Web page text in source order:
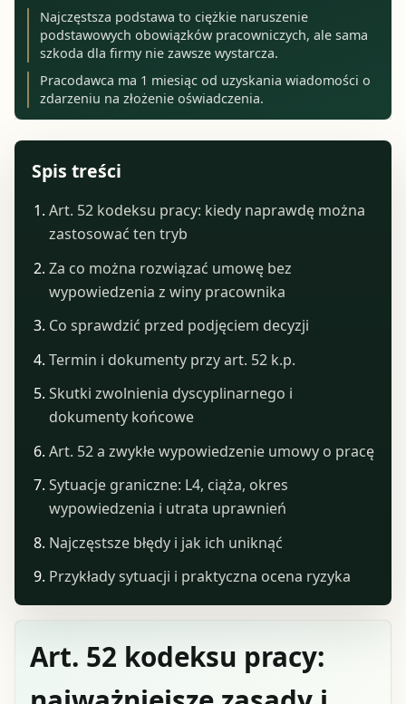
Najczęstsza podstawa to ciężkie naruszenie
podstawowych obowiązków pracowniczych, ale sama
szkoda dla firmy nie zawsze wystarcza.
Pracodawca ma 1 miesiąc od uzyskania wiadomości o
zdarzeniu na złożenie oświadczenia.
Art. 52 kodeksu pracy:
Spis treści
Art. 52 kodeksu pracy: kiedy naprawdę można
zastosować ten tryb
Za co można rozwiązać umowę bez
wypowiedzenia z winy pracownika
Co sprawdzić przed podjęciem decyzji
Termin i dokumenty przy art. 52 k.p.
Skutki zwolnienia dyscyplinarnego i
dokumenty końcowe
Art. 52 a zwykłe wypowiedzenie umowy o pracę
Sytuacje graniczne: L4, ciąża, okres
wypowiedzenia i utrata uprawnień
Najczęstsze błędy i jak ich uniknąć
Przykłady sytuacji i praktyczna ocena ryzyka